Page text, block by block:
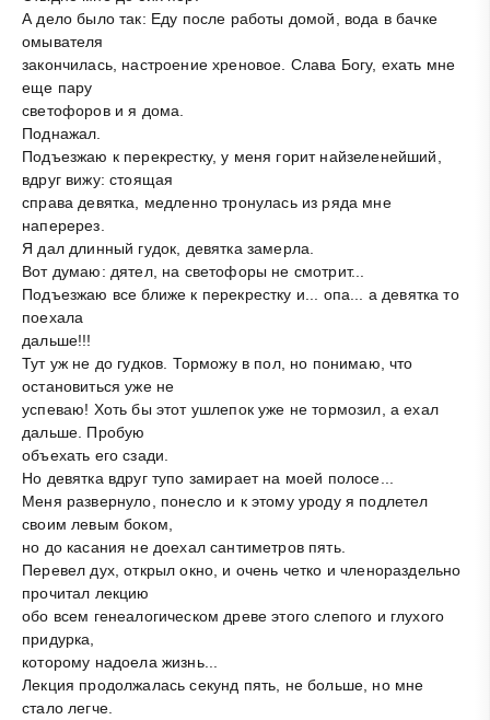
А дело было так: Еду после работы домой, вода в бачке
омывателя
закончилась, настроение хреновое. Слава Богу, ехать мне
еще пару
светофоров и я дома.
Поднажал.
Подъезжаю к перекрестку, у меня горит найзеленейший,
вдруг вижу: стоящая
справа девятка, медленно тронулась из ряда мне
наперерез.
Я дал длинный гудок, девятка замерла.
Вот думаю: дятел, на светофоры не смотрит...
Подъезжаю все ближе к перекрестку и... опа... а девятка то
поехала
дальше!!!
Тут уж не до гудков. Торможу в пол, но понимаю, что
остановиться уже не
успеваю! Хоть бы этот ушлепок уже не тормозил, а ехал
дальше. Пробую
объехать его сзади.
Но девятка вдруг тупо замирает на моей полосе...
Меня развернуло, понесло и к этому уроду я подлетел
своим левым боком,
но до касания не доехал сантиметров пять.
Перевел дух, открыл окно, и очень четко и членораздельно
прочитал лекцию
обо всем генеалогическом древе этого слепого и глухого
придурка,
которому надоела жизнь...
Лекция продолжалась секунд пять, не больше, но мне
стало легче.